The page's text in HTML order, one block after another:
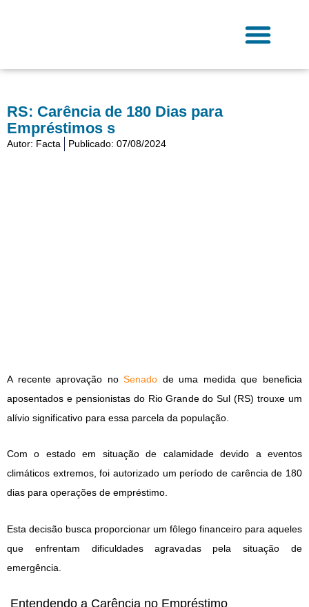
RS: Carência de 180 Dias para
Empréstimos s
Autor: Facta Publicado: 07/08/2024
A recente aprovação noSenado de uma medida que beneficia
aposentados e pensionistas do Rio Grande do Sul (RS) trouxe um
alívio significativo para essa parcela da população.
Com o estado em situação de calamidade devido a eventos
climáticos extremos, foi autorizado um período de carência de 180
dias para operações de empréstimo.
Esta decisão busca proporcionar um fôlego financeiro para aqueles
que enfrentam dificuldades agravadas pela situação de
emergência.
Entendendo a Carência no Empréstimo